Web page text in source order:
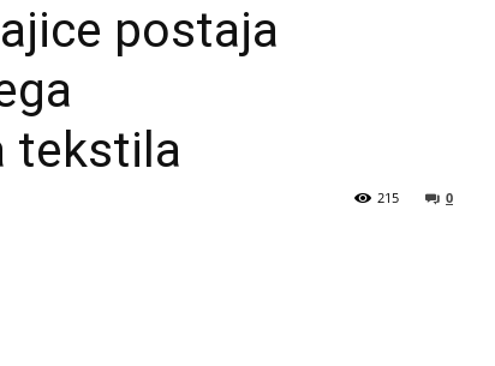
postaja
tekstila
0
215